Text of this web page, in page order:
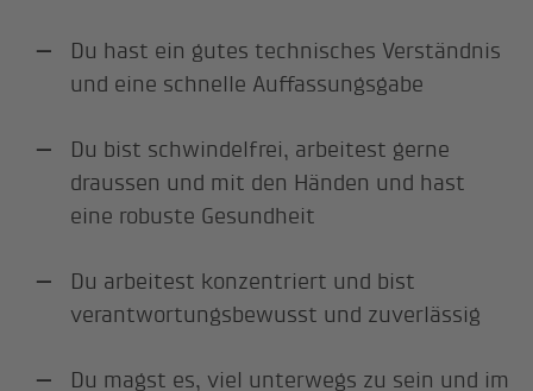
Du hast ein gutes technisches Verständnis
und eine schnelle Auffassungsgabe
Du bist schwindelfrei, arbeitest gerne
draussen und mit den Händen und hast
eine robuste Gesundheit
Du arbeitest konzentriert und bist
verantwortungsbewusst und zuverlässig
Du magst es, viel unterwegs zu sein und im